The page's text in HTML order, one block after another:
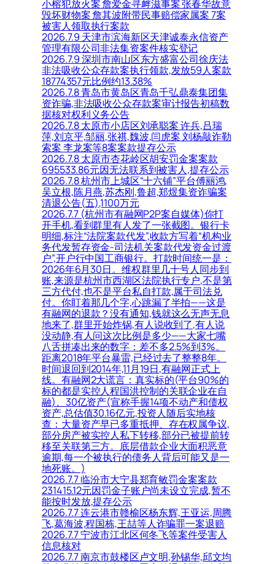
小榕犯放火案 詹爱金寻衅滋事案 张春华故意
毁坏财物案 詹其波附带民事赔偿家属案 7案
被害人领取执行案款
2026.7.9 天津市滨海新区天津诚泰永信资产
管理有限公司非法集资案件核实登记
2026.7.9 深圳市南山区东方盛富公司徐庆法
非法吸收公众存款案执行领款,发放59人案款
18774357元比例约13.38%
2026.7.8 青岛市黄岛区青岛千弘鼎泰集团集
资诈骗,非法吸收公众存款案审计报告初稿数
据核对权利义务公告
2026.7.8 太原市小店区刘承聪案 许兵,吕瑞
萍,刘京平,邹丽,张祺,魏波,闫虎案 刘杨敲诈勒
索案 李龙案等8案案款提存公示
2026.7.8 太原市杏花岭区胡安罚金案案款
695533.86元因无法联系到被害人,提存公示
2026.7.8 杭州市上城区“十六铺”平台傅丽鸿,
吴立根,陈月燕,苏杰刚,鲁超,郑煜集资诈骗案
清退公告(五),1100万元
2026.7.7 (杭州市有融网P2P案自媒体)你打
开手机,看到群里有人发了一张截图。银行卡
明细,标注“法院案款代发”,收款方写着“机构业
务代发暂存资金-司法机关案款代发资金过渡
户”,开户行中国工商银行。打款时间统一是：
2026年6月30日。维权群里几十号人同步到
账,来源是杭州市西湖区法院执行专户,不是第
三方代付,也不是平台私自打款,属于司法兑
付。你盯着那几个字,心跳漏了半拍——这是
有融网的退款？没有通知,钱就这么无声无息
地来了,群里开始炸锅,有人说收到了,有人说
没动静,有人问这次比例是多少——大家七嘴
八舌拼凑出来的数字：差不多2.5%到3%。
距离2018年平台暴雷,已经过去了整整8年。
时间退回到2014年,11月19日,有融网正式上
线。有融网2大谎言：真实标的(平台90%的
标的都是实控人程国洪控制的关联企业在自
融)、30亿资产(宣称手握14项不动产和债权
资产,总估值30.16亿元,投资人随后实地核
查：大量资产早已多重抵押、存在权属争议,
部分房产被实控人私下转移,部分已被提前转
移至关联第三方。底层借款企业大面积恶意
逾期,每一个被执行的债务人背后可能又是一
地死账。)
2026.7.7 临汾市大宁县郑育敏罚金案案款
231415.12元因罚金子账户尚未设立完成,暂不
能按时发放,提存公示
2026.7.7 连云港市赣榆区杨东辉,王亚运,周腾
飞,葛海波,程国栋,王喆等人诈骗罪一案退赔
2026.7.7 宁波市江北区何冬飞等案件受害人
信息核对
2026.7.7 南京市鼓楼区卢文明,孙锡华,邱文均